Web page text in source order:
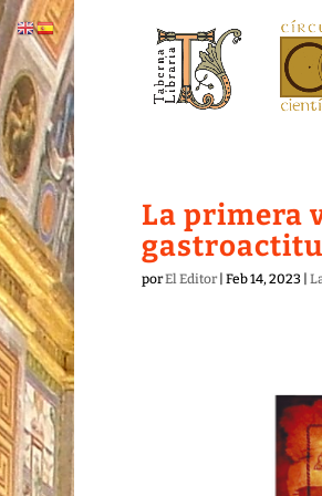
La primera
porEl Editor| Feb 14, 2023|